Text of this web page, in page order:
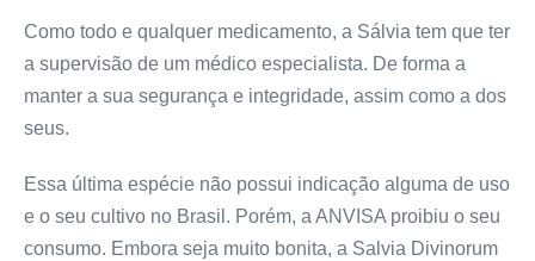
Como todo e qualquer medicamento, a Sálvia tem que ter
a supervisão de um médico especialista. De forma a
manter a sua segurança e integridade, assim como a dos
seus.
Essa última espécie não possui indicação alguma de uso
e o seu cultivo no Brasil. Porém, a ANVISA proibiu o seu
consumo. Embora seja muito bonita, a Salvia Divinorum